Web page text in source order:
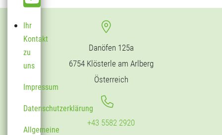
Ihr
Kontakt
zu
uns
Impressum
Datenschutzerklärung
Allgemeine
Danöfen 125a
6754 Klösterle am Arlberg
Österreich
+43 5582 2920